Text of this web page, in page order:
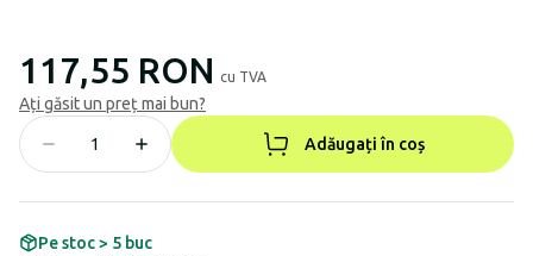
117,55 RON cu TVA
Ați găsit un preț mai bun?
Adăugați în coș
Pe stoc > 5 buc